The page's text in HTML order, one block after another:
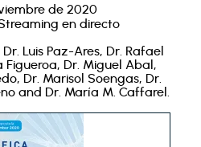
de 2020
en directo
Dr. Luis Paz-Ares, Dr. Rafael
Figueroa, Dr. Miguel Abal,
Dr. Marisol Soengas, Dr.
and Dr. María M. Caffarel.